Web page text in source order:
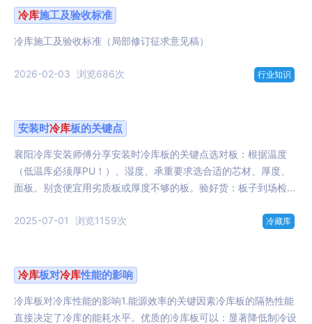
冷库施工及验收标准
冷库施工及验收标准（局部修订征求意见稿）
2026-02-03 浏览686次 行业知识
安装时冷库板的关键点
襄阳冷库安装师傅分享安装时冷库板的关键点选对板：根据温度
（低温库必须厚PU！）、湿度、承重要求选合适的芯材、厚度、
面板。别贪便宜用劣质板或厚度不够的板。验好货：板子到场检...
2025-07-01 浏览1159次 冷藏库
冷库板对冷库性能的影响
冷库板对冷库性能的影响1.能源效率的关键因素冷库板的隔热性能
直接决定了冷库的能耗水平。优质的冷库板可以：显著降低制冷设